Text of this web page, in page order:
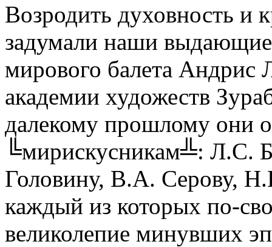
Возродить духовность и
задумали наши
мирового балета Андрис
академии художеств
далекому прошлому они
╚мирискусникам╩: Л.С.
Головину, В.А. Серову,
каждый из которых по-
великолепие минувших